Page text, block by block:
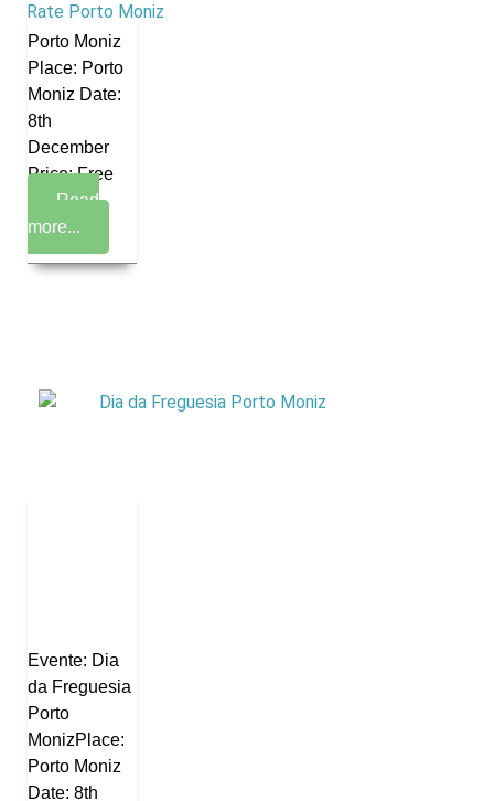
Rate Porto Moniz
Circuito do
Porto Moniz
Place: Porto
Moniz Date:
8th
December
Price: Free
Read
more...
Evente: Dia
da Freguesia
Porto
MonizPlace:
Porto Moniz
Date: 8th